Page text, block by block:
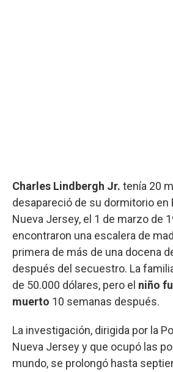
Charles Lindbergh Jr. tenía 20
desapareció de su dormitorio en
Nueva Jersey, el 1 de marzo de
encontraron una escalera de
primera de más de una docena
después del secuestro. La
de 50.000 dólares, pero el niño
muerto 10 semanas después.
La investigación, dirigida por la
Nueva Jersey y que ocupó las
mundo, se prolongó hasta